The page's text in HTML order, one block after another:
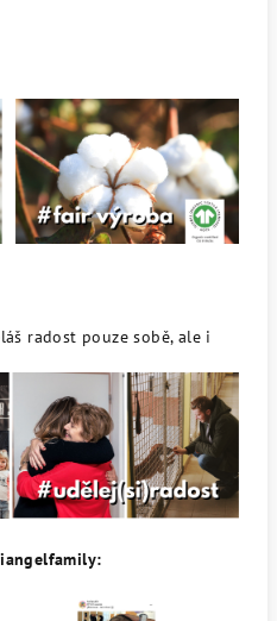
radost pouze sobě, ale i